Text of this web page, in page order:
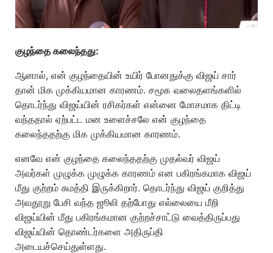
குழந்தை கலைந்தது:
ஆனால், என் குழந்தையின் உயிர் போனதுக்கு விஜய் சார்
தான் மிக முக்கியமான காரணம். சமூக வலைதளங்களில்
தொடர்ந்து விஜய்யின் ரசிகர்கள் என்னை மோசமாக திட்டி
வந்ததால் ஏற்பட்ட மன உளைச்சலே என் குழந்தை
கலைந்ததற்கு மிக முக்கியமான காரணம்.
எனவே என் குழந்தை கலைந்ததற்கு முதல்வர் விஜய்
அவர்கள் முழுக்க முழுக்க காரணம் என பகிரங்கமாக விஜய்
மீது குற்றம் சுமத்தி இருக்கிறார். தொடர்ந்து விஜய் குறித்து
அவதூறு பேசி வந்த ஜூலி தற்போது எல்லையை மீறி
விஜய்யின் மீது பகிரங்கமான குற்றச்சாட்டு வைத்திருப்பது
விஜய்யின் தொண்டர்களை அதிருப்தி
அடையச்செய்துள்ளது.